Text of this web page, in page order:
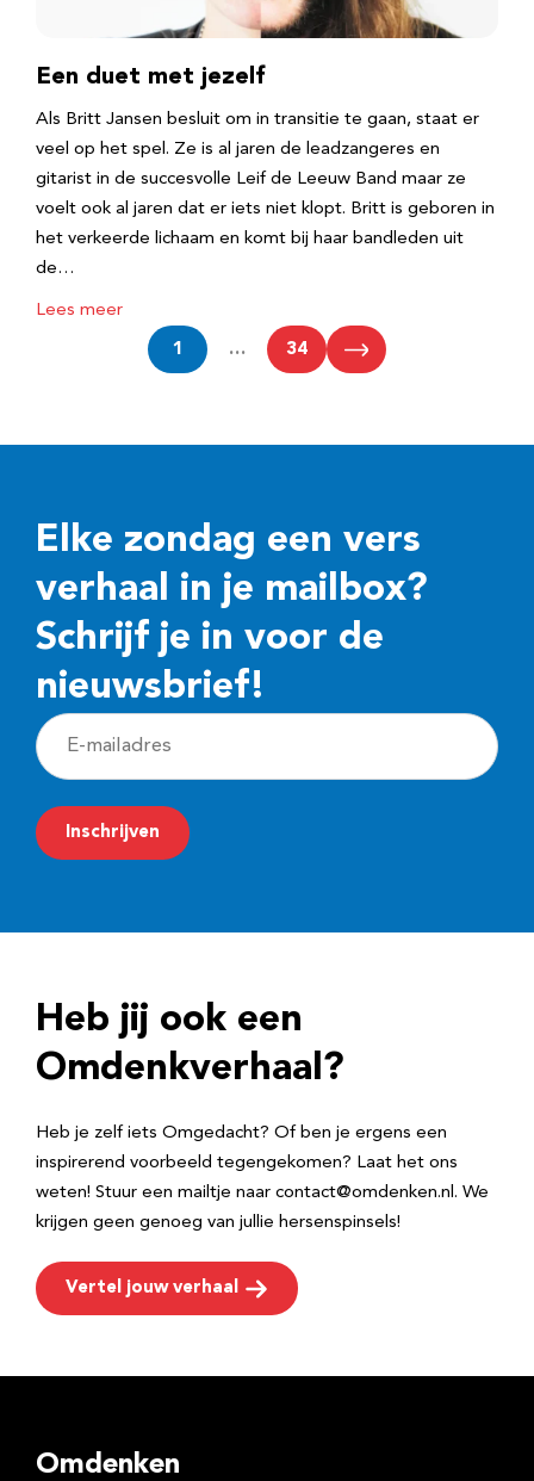
Een duet met jezelf
Als Britt Jansen besluit om in transitie te gaan, staat er
veel op het spel. Ze is al jaren de leadzangeres en
gitarist in de succesvolle Leif de Leeuw Band maar ze
voelt ook al jaren dat er iets niet klopt. Britt is geboren in
het verkeerde lichaam en komt bij haar bandleden uit
de…
Lees meer
1 … 34
Elke zondag een vers
verhaal in je mailbox?
Schrijf je in voor de
nieuwsbrief!
E
-
m
a
r
e
Inschrijven
Heb jij ook een
Omdenkverhaal?
Heb je zelf iets Omgedacht? Of ben je ergens een
inspirerend voorbeeld tegengekomen? Laat het ons
weten! Stuur een mailtje naar contact@omdenken.nl. We
krijgen geen genoeg van jullie hersenspinsels!
Vertel jouw verhaal
Omdenken